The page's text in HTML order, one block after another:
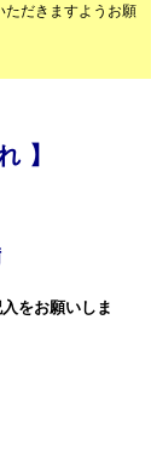
ただきますようお願
】
をお願いしま